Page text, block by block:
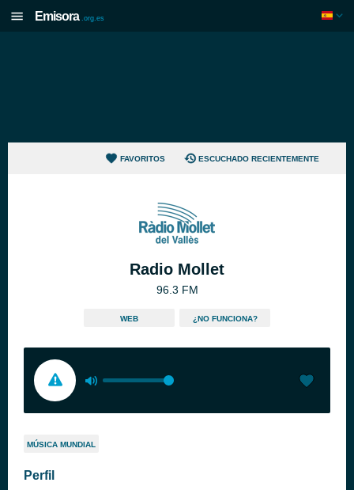
Emisora .org.es
FAVORITOS ESCUCHADO RECIENTEMENTE
Radio Mollet
96.3 FM
WEB ¿NO FUNCIONA?
MÚSICA MUNDIAL
Perfil